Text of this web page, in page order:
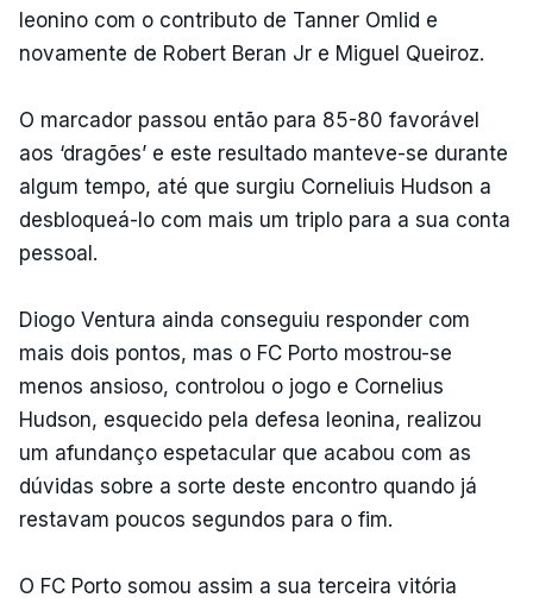
leonino com o contributo de Tanner Omlid e
novamente de Robert Beran Jr e Miguel Queiroz.
O marcador passou então para 85-80 favorável
aos ‘dragões’ e este resultado manteve-se durante
algum tempo, até que surgiu Corneliuis Hudson a
desbloqueá-lo com mais um triplo para a sua conta
pessoal.
Diogo Ventura ainda conseguiu responder com
mais dois pontos, mas o FC Porto mostrou-se
menos ansioso, controlou o jogo e Cornelius
Hudson, esquecido pela defesa leonina, realizou
um afundanço espetacular que acabou com as
dúvidas sobre a sorte deste encontro quando já
restavam poucos segundos para o fim.
O FC Porto somou assim a sua terceira vitória